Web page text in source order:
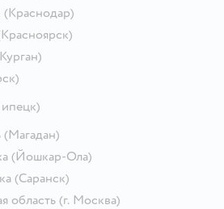
(Краснодар)
(Магадан)
(Йошкар-Ола)
(Саранск)
область (г. Москва)